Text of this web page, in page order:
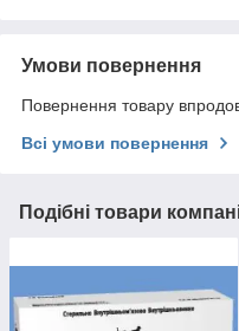
Умови повернення
Повернення товару
Всі умови повернення
Подібні товари